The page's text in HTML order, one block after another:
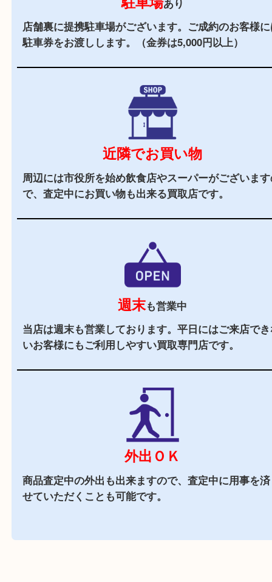
全国 店舗以上
全国展開している買取大吉！初めて買取店をご利
お客様でも安心してご来店いただけます。
立地
阪急バス「箕面警察前」バス停前に店舗がござい
駐車場 あり
店舗裏に提携駐車場がございます。ご成約のお客
駐車券をお渡しします。（金券は5,000円以上）
近隣でお買い物